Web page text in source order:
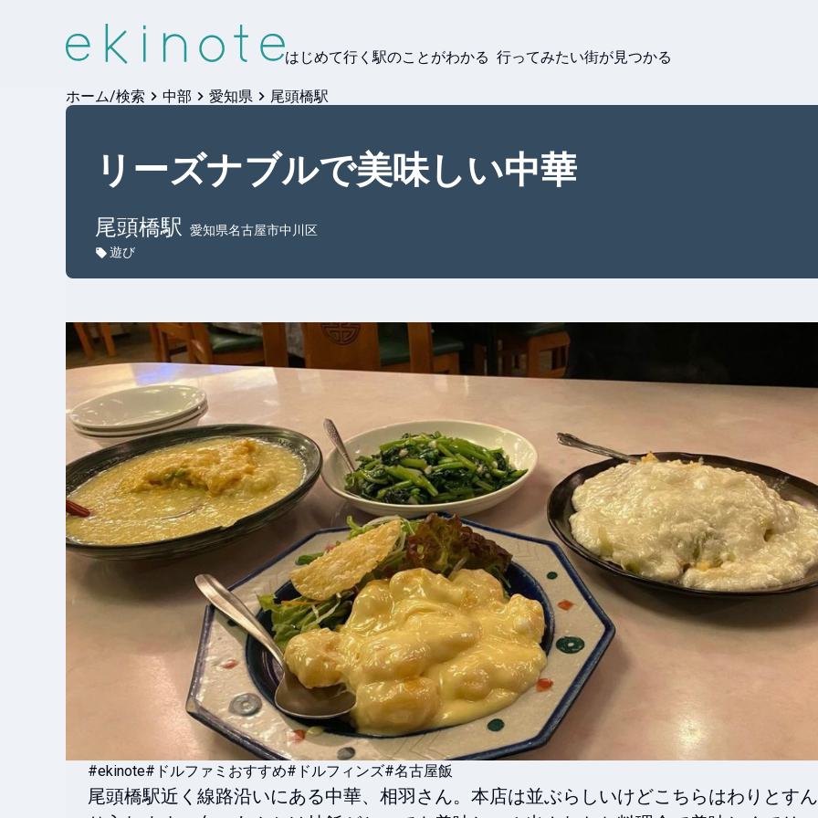
はじめて行く駅のことがわかる 行ってみたい街が見つかる
ホーム/検索 中部 愛知県 尾頭橋駅
リーズナブルで美味しい中華
尾頭橋駅
愛知県名古屋市中川区
遊び
#ekinote#ドルファミおすすめ#ドルフィンズ#名古屋飯
尾頭橋駅近く線路沿いにある中華、相羽さん。本店は並ぶらしいけどこちらはわりとす